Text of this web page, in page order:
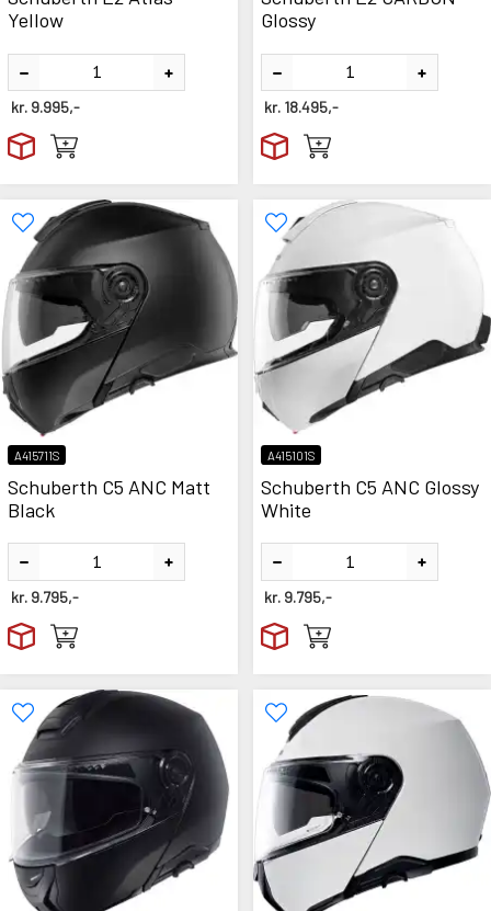
Yellow
kr. 9.995,-
Glossy
kr. 18.495,-
A415711S
Schuberth C5 ANC Matt
Black
kr. 9.795,-
A415101S
Schuberth C5 ANC Glossy
White
kr. 9.795,-